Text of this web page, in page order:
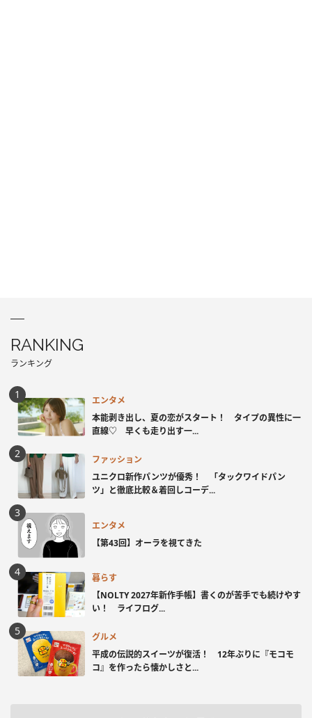
RANKING
ランキング
エンタメ
本能剥き出し、夏の恋がスタート！ タイプの異性に一
直線♡ 早くも走り出す一...
ファッション
ユニクロ新作パンツが優秀！ 「タックワイドパン
ツ」と徹底比較＆着回しコーデ...
エンタメ
【第43回】オーラを視てきた
暮らす
【NOLTY 2027年新作手帳】書くのが苦手でも続けやす
い！ ライフログ...
グルメ
平成の伝説的スイーツが復活！ 12年ぶりに『モコモ
コ』を作ったら懐かしさと...